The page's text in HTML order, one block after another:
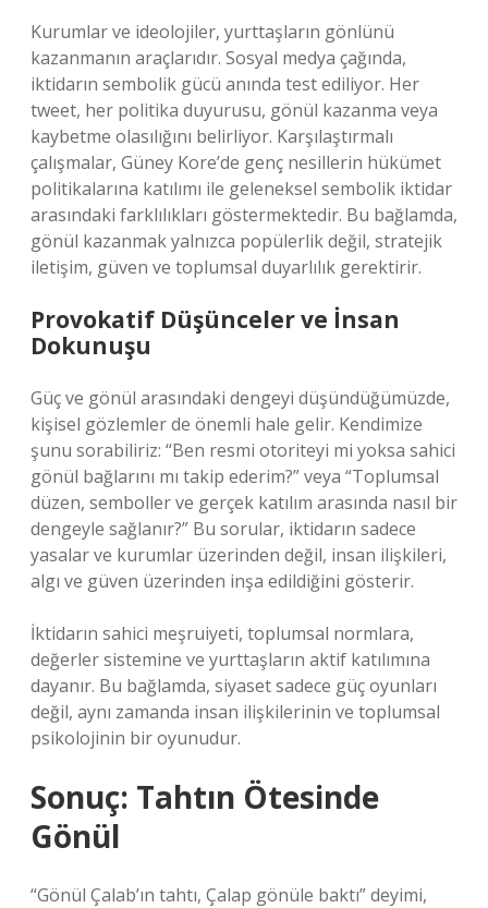
Kurumlar ve ideolojiler, yurttaşların gönlünü
kazanmanın araçlarıdır. Sosyal medya çağında,
iktidarın sembolik gücü anında test ediliyor. Her
tweet, her politika duyurusu, gönül kazanma veya
kaybetme olasılığını belirliyor. Karşılaştırmalı
çalışmalar, Güney Kore’de genç nesillerin hükümet
politikalarına katılımı ile geleneksel sembolik iktidar
arasındaki farklılıkları göstermektedir. Bu bağlamda,
gönül kazanmak yalnızca popülerlik değil, stratejik
iletişim, güven ve toplumsal duyarlılık gerektirir.
Provokatif Düşünceler ve İnsan
Dokunuşu
Güç ve gönül arasındaki dengeyi düşündüğümüzde,
kişisel gözlemler de önemli hale gelir. Kendimize
şunu sorabiliriz: “Ben resmi otoriteyi mi yoksa sahici
gönül bağlarını mı takip ederim?” veya “Toplumsal
düzen, semboller ve gerçek katılım arasında nasıl bir
dengeyle sağlanır?” Bu sorular, iktidarın sadece
yasalar ve kurumlar üzerinden değil, insan ilişkileri,
algı ve güven üzerinden inşa edildiğini gösterir.
İktidarın sahici meşruiyeti, toplumsal normlara,
değerler sistemine ve yurttaşların aktif katılımına
dayanır. Bu bağlamda, siyaset sadece güç oyunları
değil, aynı zamanda insan ilişkilerinin ve toplumsal
psikolojinin bir oyunudur.
Sonuç: Tahtın Ötesinde
Gönül
“Gönül Çalab’ın tahtı, Çalap gönüle baktı” deyimi,